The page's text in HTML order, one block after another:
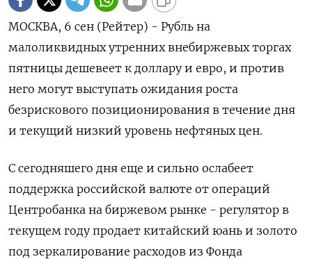
МОСКВА, 6 сен (Рейтер) - Рубль на
малоликвидных утренних внебиржевых торгах
пятницы дешевеет к доллару и евро, и против
него могут выступать ожидания роста
безрискового позиционирования в течение дня
и текущий низкий уровень нефтяных цен.
С сегодняшего дня еще и сильно ослабеет
поддержка российской валюте от операций
Центробанка на биржевом рынке - регулятор в
текущем году продает китайский юань и золото
под зеркалирование расходов из Фонда